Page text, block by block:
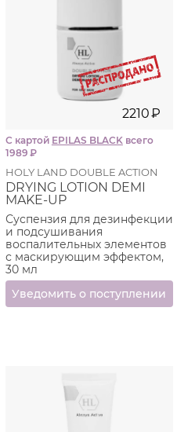
2210₽
С картой EPILAS BLACKвсего
1989 ₽
HOLY LAND DOUBLE ACTION
DRYING LOTION DEMI
MAKE-UP
Суспензия для дезинфекции
и подсушивания
воспалительных элементов
с маскирующим эффектом,
30 мл